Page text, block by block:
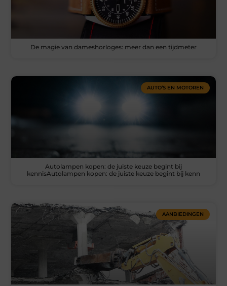
De magie van dameshorloges: meer dan een tijdmeter
AUTO’S EN MOTOREN
Autolampen kopen: de juiste keuze begint bij
kennisAutolampen kopen: de juiste keuze begint bij kenn
AANBIEDINGEN